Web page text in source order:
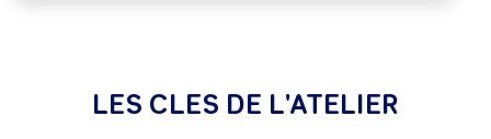
LES CLES DE L'ATELIER